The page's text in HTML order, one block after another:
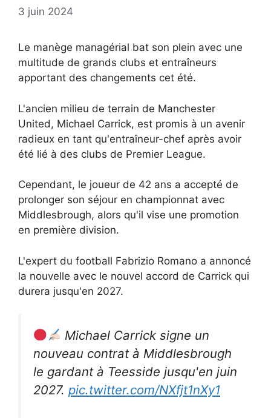
3 juin 2024
Le manège managérial bat son plein avec une
multitude de grands clubs et entraîneurs
apportant des changements cet été.
L'ancien milieu de terrain de Manchester
United, Michael Carrick, est promis à un avenir
radieux en tant qu'entraîneur-chef après avoir
été lié à des clubs de Premier League.
Cependant, le joueur de 42 ans a accepté de
prolonger son séjour en championnat avec
Middlesbrough, alors qu'il vise une promotion
en première division.
L'expert du football Fabrizio Romano a annoncé
la nouvelle avec le nouvel accord de Carrick qui
durera jusqu'en 2027.
Michael Carrick signe un
nouveau contrat à Middlesbrough
le gardant à Teesside jusqu'en juin
2027. pic.twitter.com/NXfjt1nXy1